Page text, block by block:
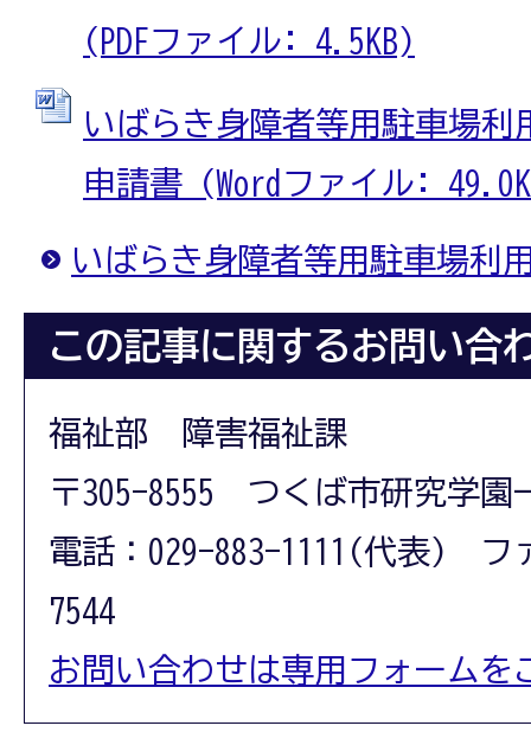
(PDFファイル: 4.5KB)
いばらき身障者等用駐車場利
申請書 (Wordファイル:
いばらき身障者等用駐車場利
この記事に関するお問い合
福祉部 障害福祉課
〒305-8555 つくば市研究学園
電話：029-883-1111(代表) フ
7544
お問い合わせは専用フォームを